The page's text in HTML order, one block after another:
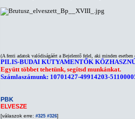
(A fenti adatok valódiságáért a Bejelentő felel, aki minden
PILIS-BUDAI KUTYAMENTŐK
Együtt többet tehetünk, segítsd munkánkat.
Számlaszámunk: 10701427-49914203-
PBK
ELVESZE
[válaszok erre: #325 #326]